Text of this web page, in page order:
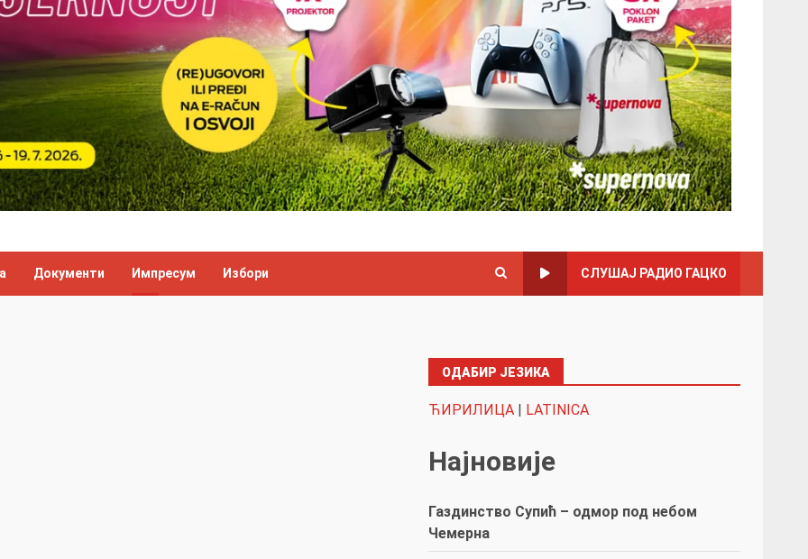
Документи Импресум Избори СЛУШАЈ РАДИО ГАЦКО
ОДАБИР ЈЕЗИКА
ЋИРИЛИЦА | LATINICA
Најновије
Газдинство Супић – одмор под небом
Чемерна